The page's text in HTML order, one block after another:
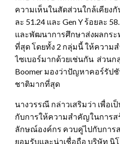
ความเห็นในสัดส่วนใกล้เคียงกั
ละ 51.24 และ Gen Y ร้อยละ
และพัฒนาการศึกษาส่งผลกร
ที่สุด โดยทั้ง 2 กลุ่มนี้ ให้ควา
ไซเบอร์มากด้วยเช่นกัน ส่วนกลุ่
Boomer มองว่าปัญหาคอร์รัป
ชาติมากที่สุด
นางวรรณี กล่าวเสริมว่า เพื่อเ
กับการให้ความสำคัญในการส
ลักษณ์องค์กร ควบคู่ไปกับการ
ยอมรับและน่าเชื่อถือ บริษัท นิโ